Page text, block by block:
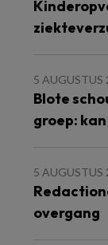
5 AUGUSTUS
Blote
groep:
5 AUGUSTUS
overgang